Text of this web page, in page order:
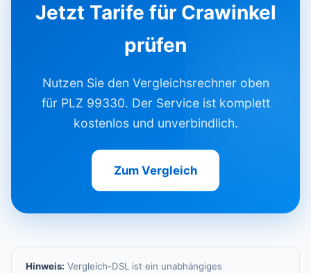
Jetzt Tarife für Crawinkel
prüfen
Nutzen Sie den Vergleichsrechner oben
für PLZ 99330. Der Service ist komplett
kostenlos und unverbindlich.
Zum Vergleich
Hinweis: Vergleich-DSL ist ein unabhängiges